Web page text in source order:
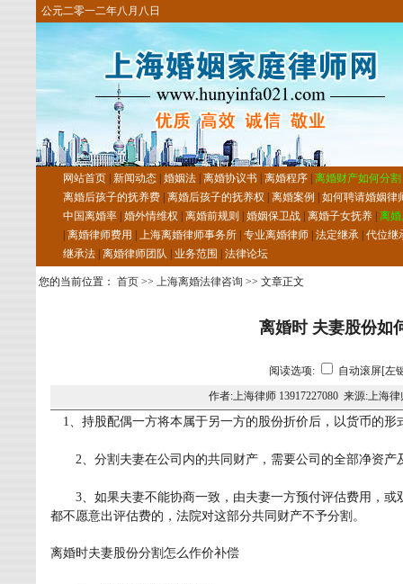
公元二零一二年八月八日
网站首页 新闻动态 婚姻法 离婚协议书 离婚程序 离婚财产如何分割
离婚后孩子的抚养费 离婚后孩子的抚养权 离婚案例
如何聘请婚姻律
中国离婚率 婚外情维权 离婚前规则 婚姻保卫战 离婚子女抚养 离
离婚律师费用 上海离婚律师事务所 专业离婚律师 法定继承 代位继
继承法 离婚律师团队 业务范围 法律论坛
您的当前位置： 首页 >> 上海离婚法律咨询 >> 文章正文
离婚时 夫妻股份如
阅读选项:
自动滚屏[左
作者:上海律师 13917227080 来源:上海
1、持股配偶一方将本属于另一方的股份折价后，以货币的形
2、分割夫妻在公司内的共同财产，需要公司的全部净资
3、如果夫妻不能协商一致，由夫妻一方预付评估费用，
都不愿意出评估费的，法院对这部分共同财产不予分割。
离婚时夫妻股份分割怎么作价补偿